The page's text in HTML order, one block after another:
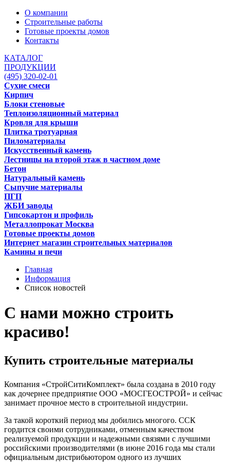
О компании
Строительные работы
Готовые проекты домов
Контакты
КАТАЛОГ
ПРОДУКЦИИ
(495) 320-02-01
Сухие смеси
Кирпич
Блоки стеновые
Теплоизоляционный материал
Кровля для крыши
Плитка тротуарная
Пиломатериалы
Искусственный камень
Лестницы на второй этаж в частном доме
Бетон
Натуральный камень
Сыпучие материалы
ПГП
ЖБИ заводы
Гипсокартон и профиль
Металлопрокат Москва
Готовые проекты домов
Интернет магазин строительных материалов
Камины и печи
Главная
Информация
Список новостей
С нами можно строить
красиво!
Купить строительные материалы
Компания «СтройСитиКомплект» была создана в 2010 году
как дочернее предприятие ООО «МОСГЕОСТРОЙ» и сейчас
занимает прочное место в строительной индустрии.
За такой короткий период мы добились многого. ССК
гордится своими сотрудниками, отменным качеством
реализуемой продукции и надежными связями с лучшими
российскими производителями (в июне 2016 года мы стали
официальным дистрибьютором одного из лучших